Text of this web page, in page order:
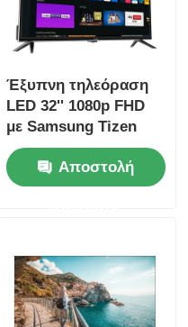
Έξυπνη τηλεόραση
LED 32'' 1080p FHD
με Samsung Tizen
OS, Samsung App
Store για ροή Netflix
Αποστολή